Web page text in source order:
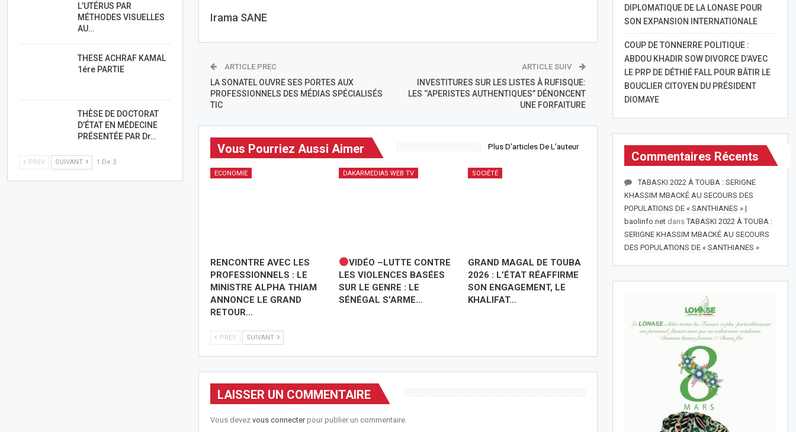
Irama SANE
ARTICLE PREC
LA SONATEL OUVRE SES PORTES AUX
PROFESSIONNELS DES MÉDIAS SPÉCIALISÉS
TIC
ARTICLE SUIV
INVESTITURES SUR LES LISTES À RUFISQUE:
LES ‘’APERISTES AUTHENTIQUES’’ DÉNONCENT
UNE FORFAITURE
Vous Pourriez Aussi Aimer Plus D'articles De L'auteur
ECONOMIE
RENCONTRE AVEC LES
PROFESSIONNELS : LE
MINISTRE ALPHA THIAM
ANNONCE LE GRAND
RETOUR…
DAKARMEDIAS WEB TV
VIDÉO –LUTTE CONTRE
LES VIOLENCES BASÉES
SUR LE GENRE : LE
SÉNÉGAL S’ARME…
SOCIÉTÉ
GRAND MAGAL DE TOUBA
2026 : L’ÉTAT RÉAFFIRME
SON ENGAGEMENT, LE
KHALIFAT…
PREV SUIVANT
LAISSER UN COMMENTAIRE
Vous devezvous connecterpour publier un commentaire.
DIPLOMATIQUE DE LA LONASE POUR
SON EXPANSION INTERNATIONALE
COUP DE TONNERRE POLITIQUE :
ABDOU KHADIR SOW DIVORCE D’AVEC
LE PRP DE DÉTHIÉ FALL POUR BÂTIR LE
BOUCLIER CITOYEN DU PRÉSIDENT
DIOMAYE
Commentaires Récents
TABASKI 2022 À TOUBA : SERIGNE
KHASSIM MBACKÉ AU SECOURS DES
POPULATIONS DE « SANTHIANES » |
baolinfo.netdansTABASKI 2022 À TOUBA :
SERIGNE KHASSIM MBACKÉ AU SECOURS
DES POPULATIONS DE « SANTHIANES »
L’UTÉRUS PAR
MÉTHODES VISUELLES
AU…
THESE ACHRAF KAMAL
1ére PARTIE
THÈSE DE DOCTORAT
D’ÉTAT EN MÉDECINE
PRÉSENTÉE PAR Dr…
PREV SUIVANT 1 De 3